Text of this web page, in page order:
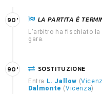
LA PARTITA È
L'arbitro ha fischiato la
gara.
90'
SOSTITUZIONE
Entra L. Jallow (
Dalmonte (Vicenza)
90'